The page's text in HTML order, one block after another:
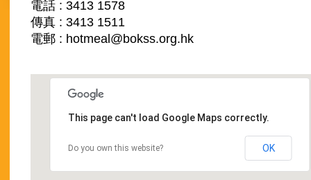
電話 : 3413 1578
傳真 : 3413 1511
電郵 : hotmeal@bokss.org.hk
This page can't load Google Maps correctly.
Do you own this website? OK